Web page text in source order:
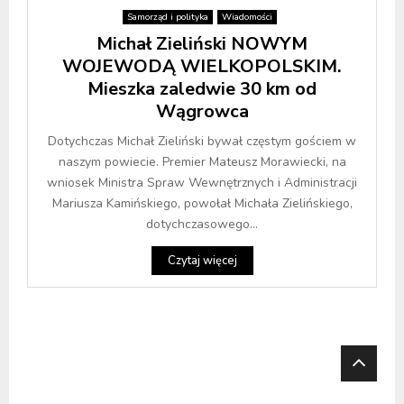
Samorząd i polityka Wiadomości
Michał Zieliński NOWYM
WOJEWODĄ WIELKOPOLSKIM.
Mieszka zaledwie 30 km od
Wągrowca
Dotychczas Michał Zieliński bywał częstym gościem w
naszym powiecie. Premier Mateusz Morawiecki, na
wniosek Ministra Spraw Wewnętrznych i Administracji
Mariusza Kamińskiego, powołał Michała Zielińskiego,
dotychczasowego...
Czytaj więcej